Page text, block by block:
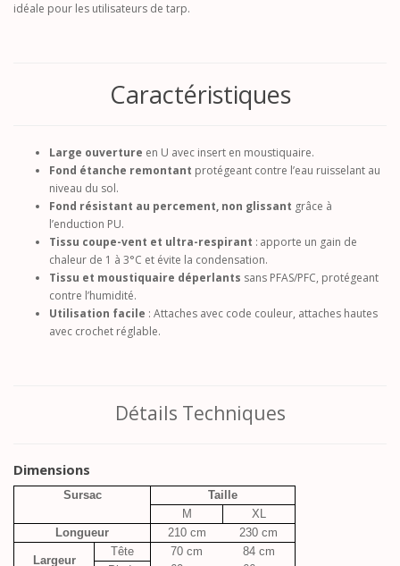
idéale pour les utilisateurs de tarp.
Caractéristiques
Large ouverture en U avec insert en moustiquaire.
Fond étanche remontant protégeant contre l’eau ruisselant au
niveau du sol.
Fond résistant au percement, non glissant grâce à
l’enduction PU.
Tissu coupe-vent et ultra-respirant : apporte un gain de
chaleur de 1 à 3°C et évite la condensation.
Tissu et moustiquaire déperlants sans PFAS/PFC, protégeant
contre l’humidité.
Utilisation facile : Attaches avec code couleur, attaches hautes
avec crochet réglable.
Détails Techniques
Dimensions
Sursac
Taille
M
XL
Longueur
210 cm 230 cm
Largeur
Tête 70 cm
84 cm